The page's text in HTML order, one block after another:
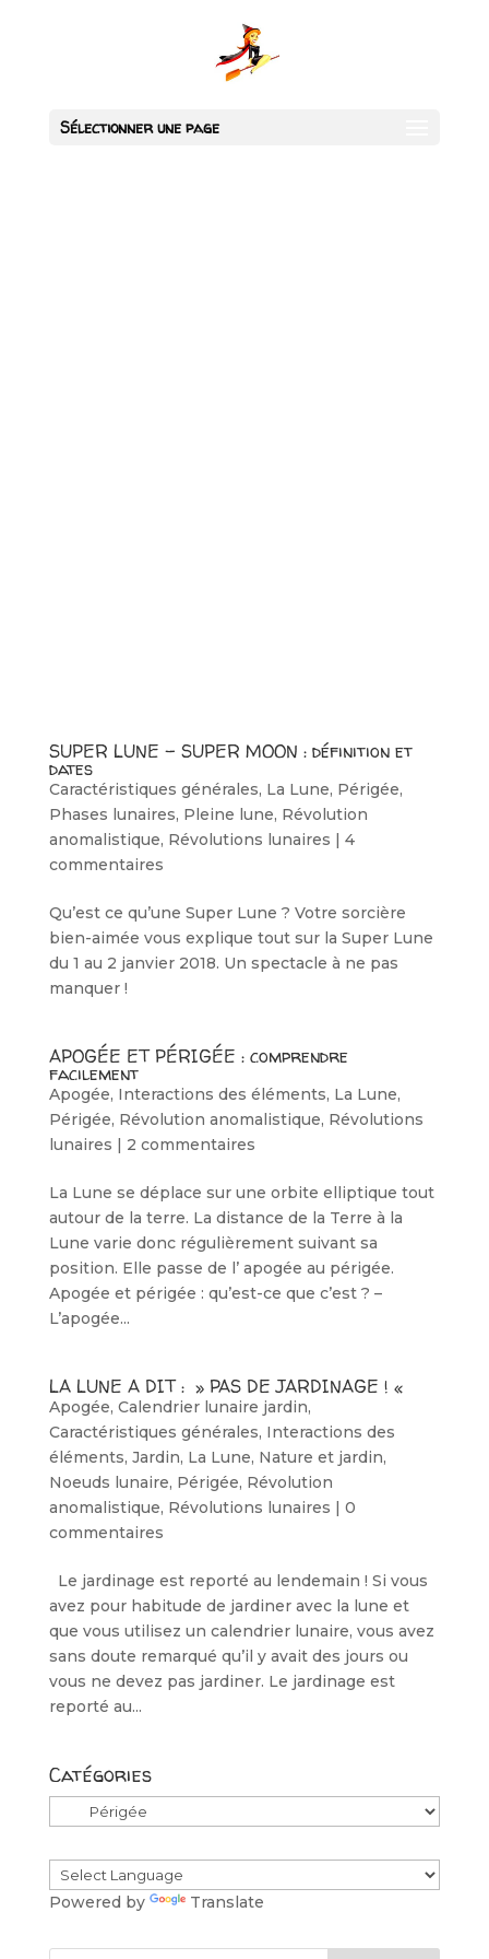
Sélectionner une page
SUPER LUNE – SUPER MOON : définition et
dates
Caractéristiques générales, La Lune, Périgée,
Phases lunaires, Pleine lune, Révolution
anomalistique, Révolutions lunaires | 4
commentaires
Qu’est ce qu’une Super Lune ? Votre sorcière
bien-aimée vous explique tout sur la Super Lune
du 1 au 2 janvier 2018. Un spectacle à ne pas
manquer !
APOGÉE ET PÉRIGÉE : comprendre
facilement
Apogée, Interactions des éléments, La Lune,
Périgée, Révolution anomalistique, Révolutions
lunaires | 2 commentaires
La Lune se déplace sur une orbite elliptique tout
autour de la terre. La distance de la Terre à la
Lune varie donc régulièrement suivant sa
position. Elle passe de l’ apogée au périgée.
Apogée et périgée : qu’est-ce que c’est ? –
L’apogée...
LA LUNE A DIT : » PAS DE JARDINAGE ! «
Apogée, Calendrier lunaire jardin,
Caractéristiques générales, Interactions des
éléments, Jardin, La Lune, Nature et jardin,
Noeuds lunaire, Périgée, Révolution
anomalistique, Révolutions lunaires | 0
commentaires
Le jardinage est reporté au lendemain ! Si vous
avez pour habitude de jardiner avec la lune et
que vous utilisez un calendrier lunaire, vous avez
sans doute remarqué qu’il y avait des jours ou
vous ne devez pas jardiner. Le jardinage est
reporté au...
Catégories
Catégories
Powered by Translate